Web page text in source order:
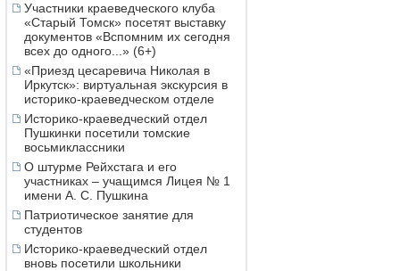
Участники краеведческого клуба
«Старый Томск» посетят выставку
документов «Вспомним их сегодня
всех до одного...» (6+)
«Приезд цесаревича Николая в
Иркутск»: виртуальная экскурсия в
историко-краеведческом отделе
Историко-краеведческий отдел
Пушкинки посетили томские
восьмиклассники
О штурме Рейхстага и его
участниках – учащимся Лицея № 1
имени А. С. Пушкина
Патриотическое занятие для
студентов
Историко-краеведческий отдел
вновь посетили школьники